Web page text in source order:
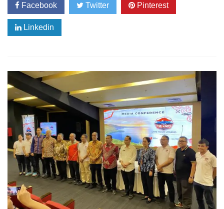
Facebook Twitter Pinterest
Linkedin